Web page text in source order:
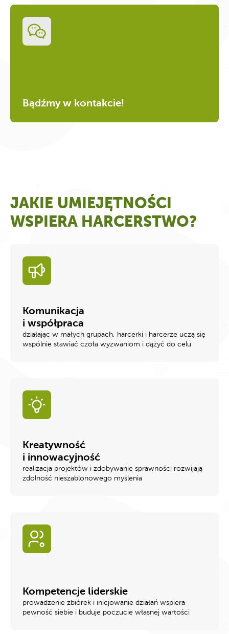
Bądźmy w kontakcie!
JAKIE UMIEJĘTNOŚCI
WSPIERA HARCERSTWO?
Komunikacja
i współpraca
działając w małych grupach, harcerki i harcerze uczą się
wspólnie stawiać czoła wyzwaniom i dążyć do celu
Kreatywność
i innowacyjność
realizacja projektów i zdobywanie sprawności rozwijają
zdolność nieszablonowego myślenia
Kompetencje liderskie
prowadzenie zbiórek i inicjowanie działań wspiera
pewność siebie i buduje poczucie własnej wartości